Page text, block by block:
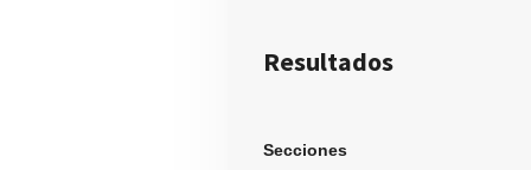
Resultados
Secciones